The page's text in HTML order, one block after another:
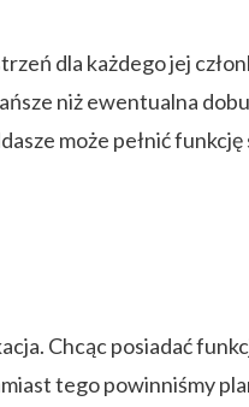
dla każdego jej
niż ewentualna
może pełnić
Chcąc posiadać
tego powinniśmy